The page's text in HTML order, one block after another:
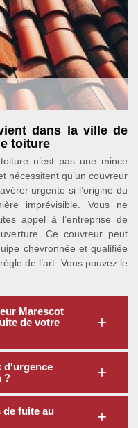
dans la ville de
toiture
n’est pas une mince
nécessitent qu’un couvreur
urgente si l’origine du
imprévisible. Vous ne
appel à l’entreprise de
Ce couvreur peut
chevronnée et qualifiée
de l’art. Vous pouvez le
Marescot
de votre
d'urgence
?
de fuite au